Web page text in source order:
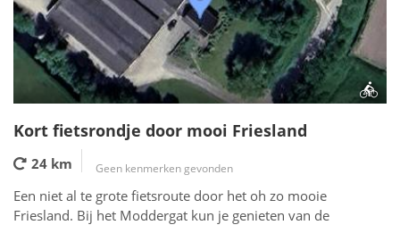
Kort fietsrondje door mooi Friesland
24 km Geen kenmerken gevonden
Een niet al te grote fietsroute door het oh zo mooie
Friesland. Bij het Moddergat kun je genieten van de